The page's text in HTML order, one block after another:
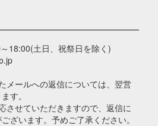
18:00(土日、祝祭日を除く)
メールへの返信については、翌営
す。
させていただきますので、返信に
ざいます。予めご了承ください。